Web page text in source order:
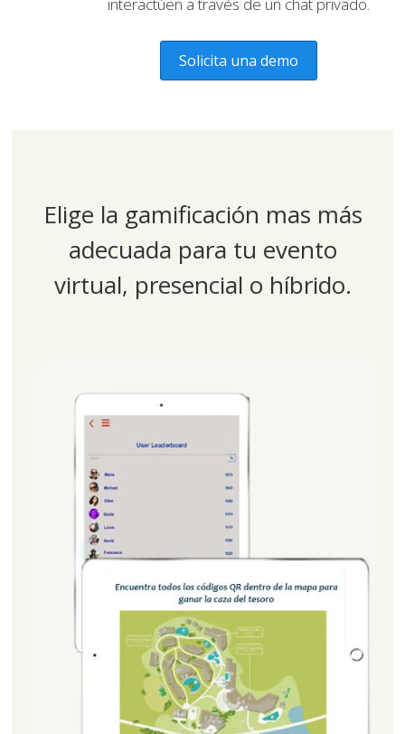
interactúen a través de un chat privado.
Solicita una demo
Elige la gamificación mas más
adecuada para tu evento
virtual, presencial o híbrido.